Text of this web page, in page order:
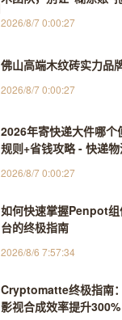
2026/8/7 0:00:27
佛山高端木纹砖实力品
2026/8/7 0:00:27
2026年寄快递大件哪个
规则+省钱攻略 - 快递
2026/8/7 0:00:27
如何快速掌握Penpot
台的终极指南
2026/8/6 7:57:34
Cryptomatte终极指南
影视合成效率提升300%